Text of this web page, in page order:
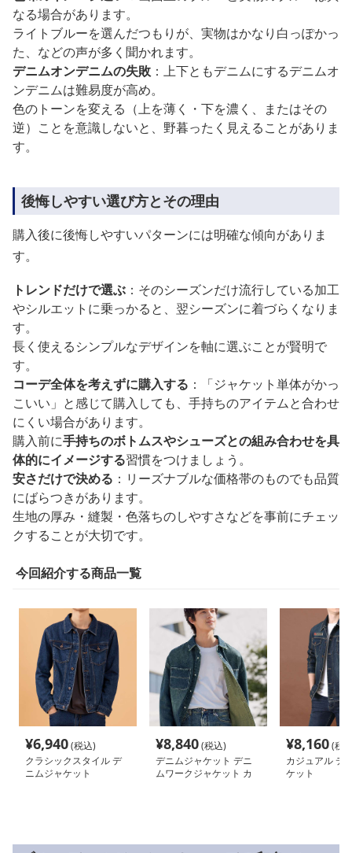
なる場合があります。
ライトブルーを選んだつもりが、実物はかなり白っぽかっ
た、などの声が多く聞かれます。
デニムオンデニムの失敗 ：上下ともデニムにするデニムオ
ンデニムは難易度が高め。
色のトーンを変える（上を薄く・下を濃く、またはその
逆）ことを意識しないと、野暮ったく見えることがありま
す。
後悔しやすい選び方とその理由
購入後に後悔しやすいパターンには明確な傾向がありま
す。
トレンドだけで選ぶ ：そのシーズンだけ流行している加工
やシルエットに乗っかると、翌シーズンに着づらくなりま
す。
長く使えるシンプルなデザインを軸に選ぶことが賢明で
す。
コーデ全体を考えずに購入する ：「ジャケット単体がかっ
こいい」と感じて購入しても、手持ちのアイテムと合わせ
にくい場合があります。
購入前に手持ちのボトムスやシューズとの組み合わせを具
体的にイメージする習慣をつけましょう。
安さだけで決める ：リーズナブルな価格帯のものでも品質
にばらつきがあります。
生地の厚み・縫製・色落ちのしやすさなどを事前にチェッ
クすることが大切です。
今回紹介する商品一覧
¥6,940(税込)
クラシックスタイル デ
ニムジャケット
¥8,840(税込)
デニムジャケット デニ
ムワークジャケット カ
¥8,160(税
カジュアル デ
ケット